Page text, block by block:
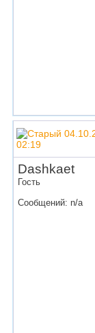
02:19
Dashkaet
Гость
Сообщений: n/a